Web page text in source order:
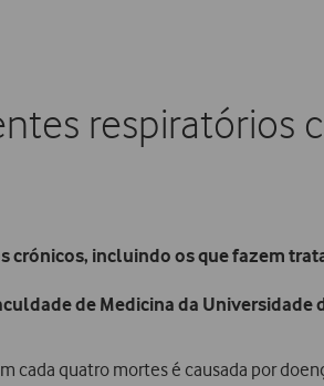
respiratórios
incluindo os que fazem
de Medicina da Universidade
cada quatro mortes é causada por